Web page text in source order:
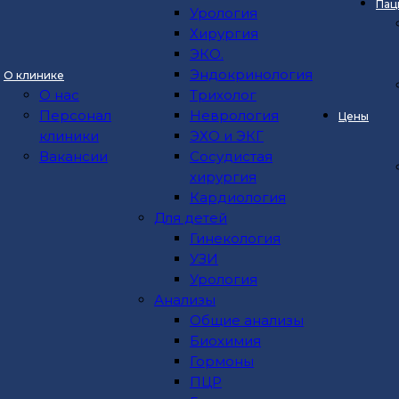
О клинике
О нас
Персонал
клиники
Вакансии
Урология
Хирургия
ЭКО.
Эндокринология
Трихолог
Неврология
ЭХО и ЭКГ
Сосудистая
хирургия
Кардиология
Для детей
Гинекология
УЗИ
Урология
Анализы
Общие анализы
Биохимия
Гормоны
ПЦР
Цены
Эндоскопия
Урология
Хирургия
Эндокринология
Трихолог
Неврология
ЭХО и ЭКГ
Сосудистая хирургия
Кардиология
Гинекология
УЗИ
Урология
Общие анализы
Биохимия
Нажимая на кнопку «Отправить», Вы соглашаетесь
Также
Дополнительная информация
Нажимая на кнопку “Отправить сообщение”
на обработку персональных данных